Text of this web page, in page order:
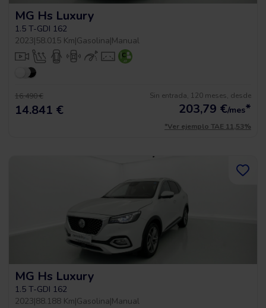
MG Hs Luxury
1.5 T-GDI 162
2023|58.015 Km|Gasolina|Manual
16.490 €
14.841 €
Sin entrada, 120 meses, desde
203,79 €/mes*
*Ver ejemplo TAE 11,53%
MG Hs Luxury
1.5 T-GDI 162
2023|88.188 Km|Gasolina|Manual